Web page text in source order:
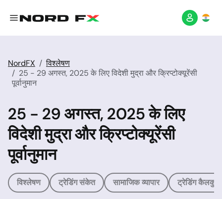
NordFX
विश्लेषण
25 - 29 अगस्त, 2025 के लिए विदेशी मुद्रा और क्रिप्टोक्यूरेंसी
पूर्वानुमान
25 - 29 अगस्त, 2025 के लिए
विदेशी मुद्रा और क्रिप्टोक्यूरेंसी
पूर्वानुमान
विश्लेषण ट्रेडिंग संकेत सामाजिक व्यापार ट्रेडिंग